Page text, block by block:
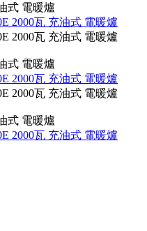
式 電暖爐
式 電暖爐
式 電暖爐